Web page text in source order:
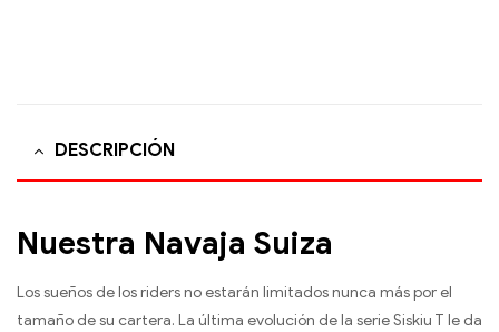
DESCRIPCIÓN
Nuestra Navaja Suiza
Los sueños de los riders no estarán limitados nunca más por el
tamaño de su cartera. La última evolución de la serie Siskiu T le da